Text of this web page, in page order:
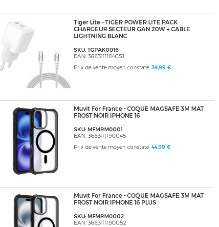
Tiger Lite - TIGER POWER LITE PACK
CHARGEUR SECTEUR GAN 20W + CABLE
LIGHTNING BLANC
SKU: TGPAK0016
EAN: 3663111184051
Prix de vente moyen constaté: 39,99 €
Muvit For France - COQUE MAGSAFE 3M MAT
FROST NOIR IPHONE 16
SKU: MFMRM0001
EAN: 3663111190045
Prix de vente moyen constaté: 44,99 €
Muvit For France - COQUE MAGSAFE 3M MAT
FROST NOIR IPHONE 16 PLUS
SKU: MFMRM0002
EAN: 3663111190052